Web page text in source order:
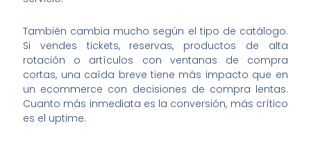
También cambia mucho según el tipo de catálogo.
Si vendes tickets, reservas, productos de alta
rotación o artículos con ventanas de compra
cortas, una caída breve tiene más impacto que en
un ecommerce con decisiones de compra lentas.
Cuanto más inmediata es la conversión, más crítico
es el uptime.